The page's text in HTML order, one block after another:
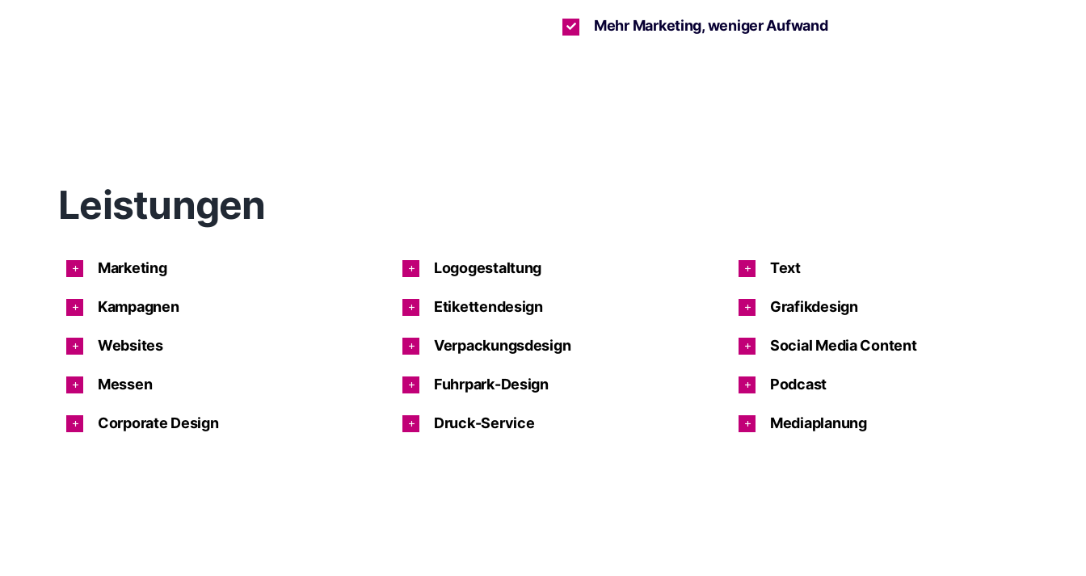
Mehr Marketing, weniger Aufwand
Leistungen
Marketing
Kampagnen
Websites
Messen
Corporate Design
Logogestaltung
Etikettendesign
Verpackungsdesign
Fuhrpark-Design
Druck-Service
Text
Grafikdesign
Social Media Content
Podcast
Mediaplanung